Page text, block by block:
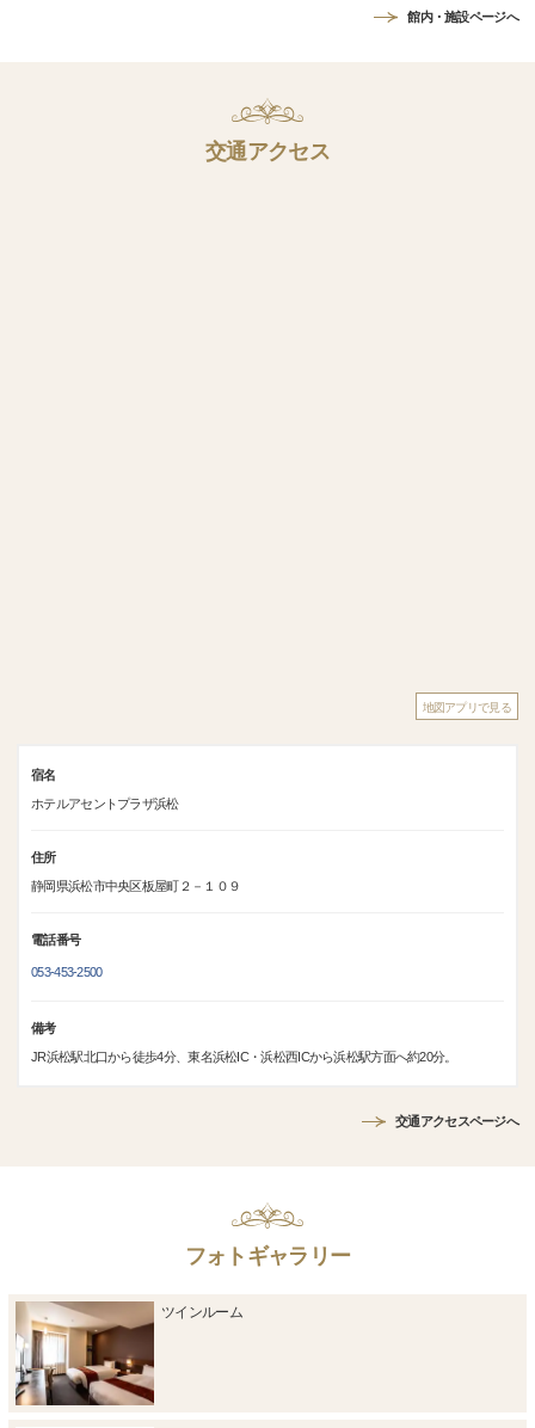
館内・施設ページへ
交通アクセス
地図アプリで見る
宿名
ホテルアセントプラザ浜松
住所
静岡県浜松市中央区板屋町２－１０９
電話番号
053-453-2500
備考
JR浜松駅北口から徒歩4分、東名浜松IC・浜松西ICから浜松駅方面へ約20分。
交通アクセスページへ
フォトギャラリー
ツインルーム